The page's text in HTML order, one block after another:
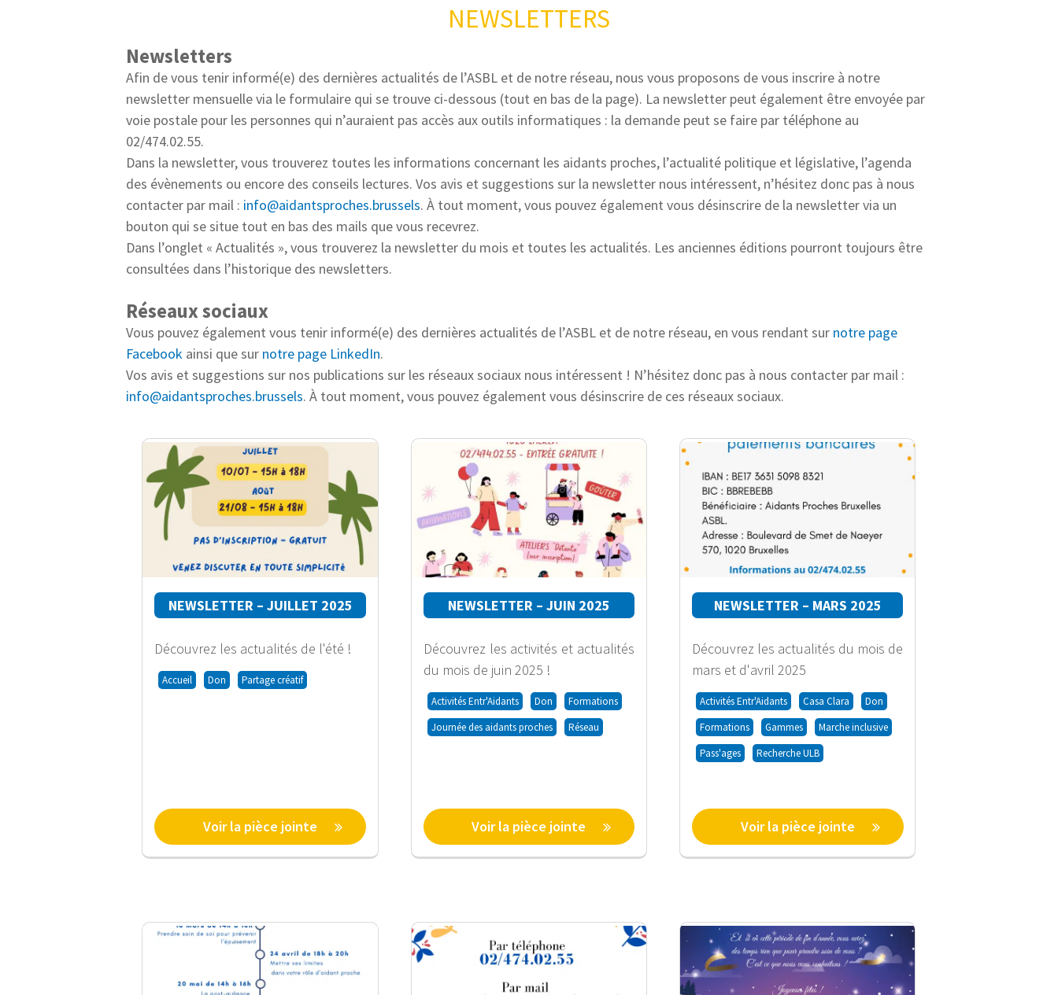
NEWSLETTERS
Newsletters
Afin de vous tenir informé(e) des dernières actualités de l’ASBL et de notre réseau, nous vous proposons de vous inscrire à notre
newsletter mensuelle via le formulaire qui se trouve ci-dessous (tout en bas de la page). La newsletter peut également être envoyée par
voie postale pour les personnes qui n’auraient pas accès aux outils informatiques : la demande peut se faire par téléphone au
02/474.02.55.
Dans la newsletter, vous trouverez toutes les informations concernant les aidants proches, l’actualité politique et législative, l’agenda
des évènements ou encore des conseils lectures. Vos avis et suggestions sur la newsletter nous intéressent, n’hésitez donc pas à nous
contacter par mail : info@aidantsproches.brussels. À tout moment, vous pouvez également vous désinscrire de la newsletter via un
bouton qui se situe tout en bas des mails que vous recevrez.
Dans l’onglet « Actualités », vous trouverez la newsletter du mois et toutes les actualités. Les anciennes éditions pourront toujours être
consultées dans l’historique des newsletters.
Réseaux sociaux
Vous pouvez également vous tenir informé(e) des dernières actualités de l’ASBL et de notre réseau, en vous rendant sur notre page
Facebook ainsi que sur notre page LinkedIn.
Vos avis et suggestions sur nos publications sur les réseaux sociaux nous intéressent ! N’hésitez donc pas à nous contacter par mail :
info@aidantsproches.brussels. À tout moment, vous pouvez également vous désinscrire de ces réseaux sociaux.
NEWSLETTER – JUILLET 2025
Découvrez les actualités de l'été !
Accueil Don Partage créatif
Voir la pièce jointe
NEWSLETTER – JUIN 2025
Découvrez les activités et actualités
du mois de juin 2025 !
Activités Entr'Aidants Don
Formations
Journée des aidants proches
Réseau
Voir la pièce jointe
NEWSLETTER – MARS 2025
Découvrez les actualités du mois de
mars et d'avril 2025
Activités Entr'Aidants Casa Clara
Don
Formations
Gammes
Marche inclusive
Pass'ages
Recherche ULB
Voir la pièce jointe